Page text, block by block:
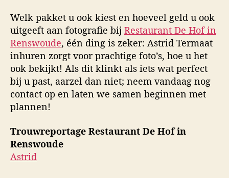
Welk pakket u ook kiest en hoeveel geld u ook
uitgeeft aan fotografie bij Restaurant De Hof in
Renswoude, één ding is zeker: Astrid Termaat
inhuren zorgt voor prachtige foto’s, hoe u het
ook bekijkt! Als dit klinkt als iets wat perfect
bij u past, aarzel dan niet; neem vandaag nog
contact op en laten we samen beginnen met
plannen!
Trouwreportage Restaurant De Hof in
Renswoude
Astrid